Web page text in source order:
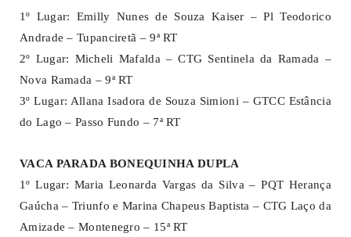
1º Lugar: Emilly Nunes de Souza Kaiser – Pl Teodorico
Andrade – Tupanciretã – 9ª RT
2º Lugar: Micheli Mafalda – CTG Sentinela da Ramada –
Nova Ramada – 9ª RT
3º Lugar: Allana Isadora de Souza Simioni – GTCC Estância
do Lago – Passo Fundo – 7ª RT
VACA PARADA BONEQUINHA DUPLA
1º Lugar: Maria Leonarda Vargas da Silva – PQT Herança
Gaúcha – Triunfo e Marina Chapeus Baptista – CTG Laço da
Amizade – Montenegro – 15ª RT